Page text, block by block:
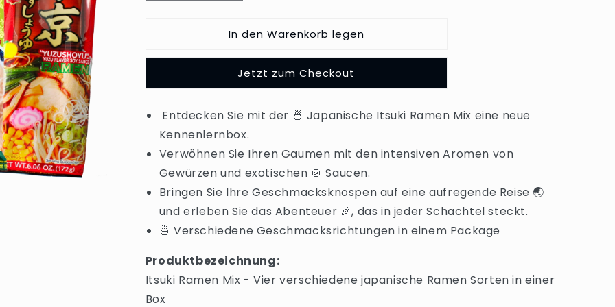
die
Angebot
05.11.2024
die
für
Mix
Angebot
05.11.2024
In den Warenkorb legen
Jetzt zum Checkout
Entdecken Sie mit der 🍜 Japanische Itsuki Ramen Mix eine neue
Kennenlernbox.
Verwöhnen Sie Ihren Gaumen mit den intensiven Aromen von
Gewürzen und exotischen 🍲 Saucen.
Bringen Sie Ihre Geschmacksknospen auf eine aufregende Reise 🌏
und erleben Sie das Abenteuer 🎉, das in jeder Schachtel steckt.
🍜 Verschiedene Geschmacksrichtungen in einem Package
Produktbezeichnung:
Itsuki Ramen Mix - Vier verschiedene japanische Ramen Sorten in einer
Box